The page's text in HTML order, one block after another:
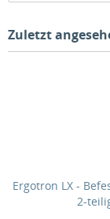
Zuletzt
Ergotron LX -
2-